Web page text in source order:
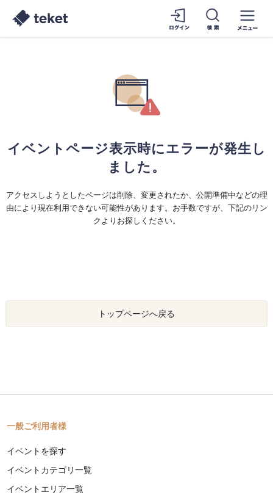
イベントページ表示時にエラーが発生し
ました。
アクセスしようとしたページは削除、変更されたか、公開準備中などの理
由により現在利用できない可能性があります。お手数ですが、下記のリン
クよりお探しください。
トップページへ戻る
一般ご利用者様
イベントを探す
イベントカテゴリ一覧
イベントエリア一覧